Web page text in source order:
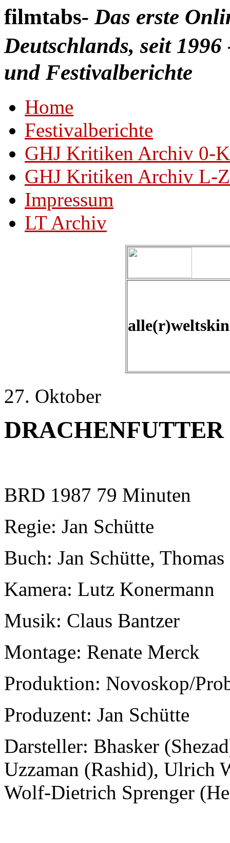
filmtabs- Das erste
Deutschlands, seit
und Festivalberichte
Home
Festivalberichte
GHJ Kritiken Archiv 0-K
GHJ Kritiken Archiv L-Z
Impressum
LT Archiv
27. Oktober
DRACHENFUTTER
BRD 1987 79 Minuten
Regie: Jan Schütte
Buch: Jan Schütte,
Kamera: Lutz Konermann
Musik: Claus Bantzer
Montage: Renate Merck
Produktion: Novoskop/
Produzent: Jan Schütte
Darsteller: Bhasker
Uzzaman (Rashid), Ulrich
Wolf-Dietrich Sprenger